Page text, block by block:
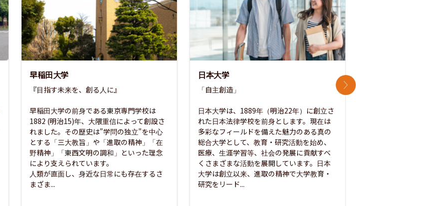
早稲田大学
『目指す未来を、創る人に』
早稲田大学の前身である東京専門学校は
1882 (明治15)年、大隈重信によって創設さ
れました。その歴史は"学問の独立"を中心
とする「三大教旨」や「進取の精神」「在
野精神」「東西文明の調和」といった理念
により支えられています。
人類が直面し、身近な日常にも存在するさ
まざま...
日本大学
「自主創造」
日本大学は、1889年（明治22年）に創立さ
れた日本法律学校を前身とします。現在は
多彩なフィールドを備えた魅力のある真の
総合大学として、教育・研究活動を始め、
医療、生涯学習等、社会の発展に貢献すべ
くさまざまな活動を展開しています。日本
大学は創立以来、進取の精神で大学教育・
研究をリード...
次のスライド